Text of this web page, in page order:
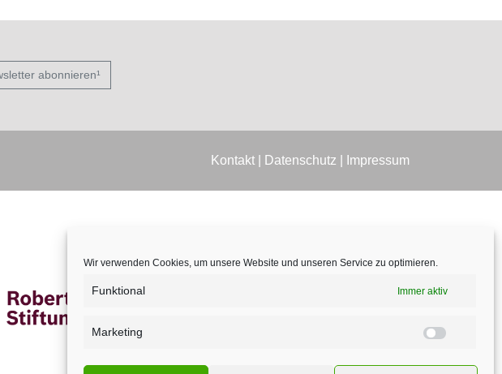
Wir verwenden Cookies, um unsere Website und unseren Service zu optimieren.
Funktional Immer aktiv
Marketing
abonnieren¹
Kontakt| Datenschutz Impressum